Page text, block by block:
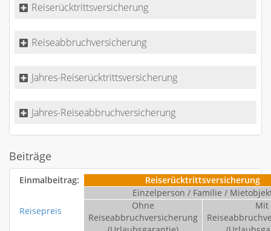
Reiserücktrittsversicherung
Reiseabbruchversicherung
Jahres-Reiserücktrittsversicherung
Jahres-Reiseabbruchversicherung
Beiträge
Einmalbeitrag: Reiserücktrittsversicherung
Reisepreis
Einzelperson / Familie /
Ohne
Reiseabbruchversicherung
Mit